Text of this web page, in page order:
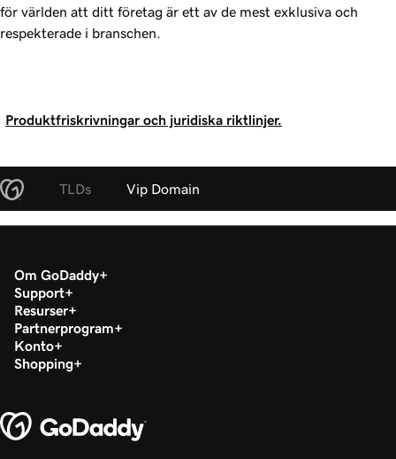
för världen att ditt företag är ett av de mest exklusiva och
respekterade i branschen.
Produktfriskrivningar och juridiska riktlinjer.
TLDs Vip Domain
Om GoDaddy
Support
Resurser
Partnerprogram
Konto
Shopping